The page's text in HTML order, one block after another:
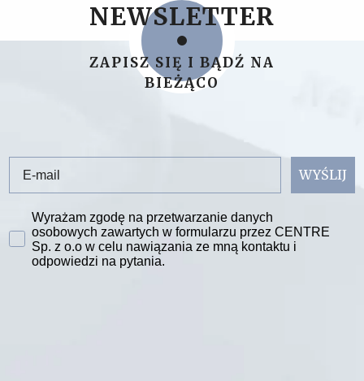
NEWSLETTER
ZAPISZ SIĘ I BĄDŹ NA
BIEŻĄCO
WYŚLIJ
Zgoda na przetwarzanie danych
Wyrażam zgodę na przetwarzanie danych
osobowych zawartych w formularzu przez CENTRE
Sp. z o.o w celu nawiązania ze mną kontaktu i
odpowiedzi na pytania.